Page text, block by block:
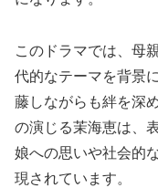
このドラマでは、母
代的なテーマを背景
藤しながらも絆を深
の演じる茉海恵は、
娘への思いや社会的
現されています。